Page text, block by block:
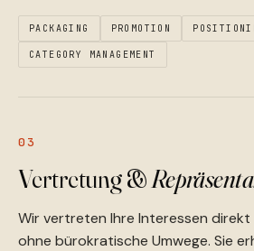
PACKAGING PROMOTION
CATEGORY MANAGEMENT
03
Vertretung &
Wir vertreten Ihre Interessen
ohne bürokratische Umwege. Sie